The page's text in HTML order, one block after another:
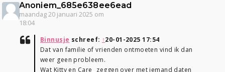
Anoniem_685e638ee6ead
maandag 20 januari 2025 om
18:04
Binnusje schreef: ↑20-01-2025 17:54
Dat van familie of vrienden ontmoeten vind ik dan
weer geen probleem.
Wat Kitty en Care_ zeggen over met iemand daten